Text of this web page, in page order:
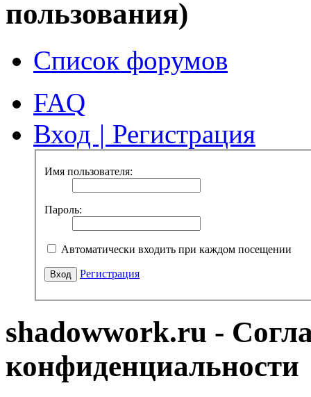
пользования)
Список форумов
FAQ
Вход | Регистрация
Имя пользователя:
Пароль:
Автоматически входить при каждом посещении
Регистрация
shadowwork.ru -
конфиденциальности